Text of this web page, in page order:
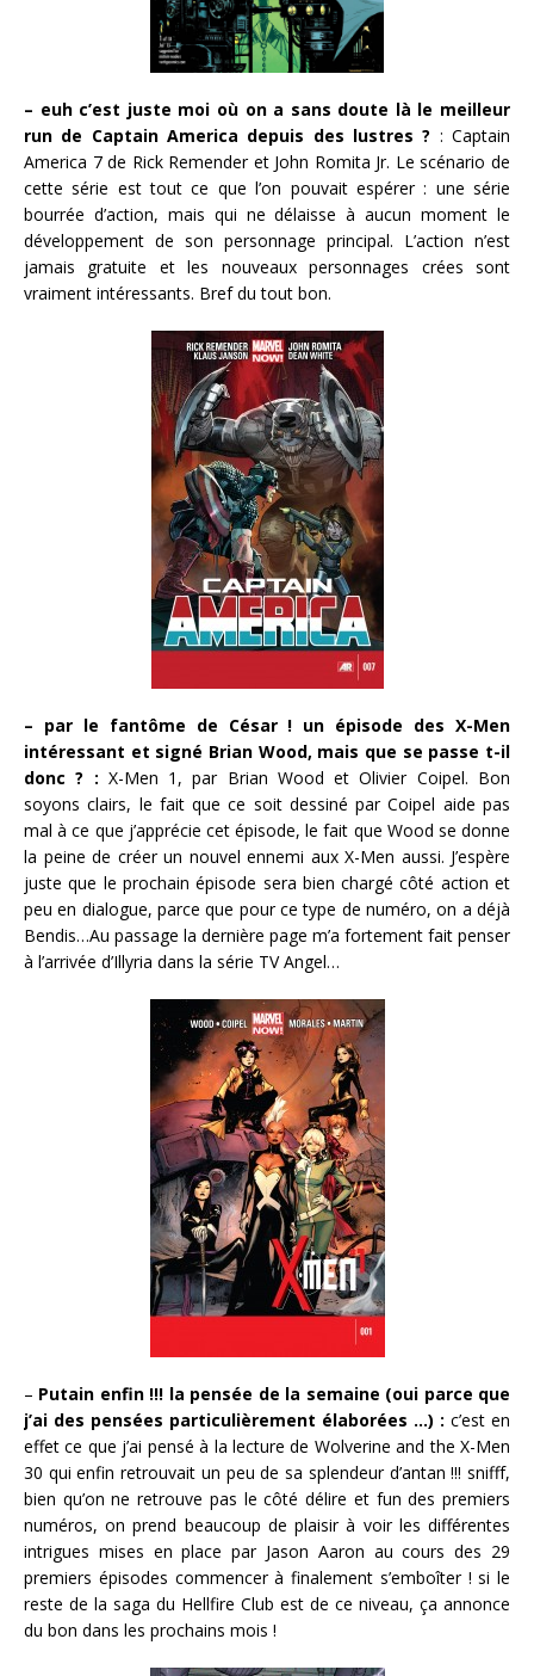
– euh c’est juste moi où on a sans doute là le meilleur
run de Captain America depuis des lustres ? : Captain
America 7 de Rick Remender et John Romita Jr. Le scénario de
cette série est tout ce que l’on pouvait espérer : une série
bourrée d’action, mais qui ne délaisse à aucun moment le
développement de son personnage principal. L’action n’est
jamais gratuite et les nouveaux personnages crées sont
vraiment intéressants. Bref du tout bon.
– par le fantôme de César ! un épisode des X-Men
intéressant et signé Brian Wood, mais que se passe t-il
donc ? : X-Men 1, par Brian Wood et Olivier Coipel. Bon
soyons clairs, le fait que ce soit dessiné par Coipel aide pas
mal à ce que j’apprécie cet épisode, le fait que Wood se donne
la peine de créer un nouvel ennemi aux X-Men aussi. J’espère
juste que le prochain épisode sera bien chargé côté action et
peu en dialogue, parce que pour ce type de numéro, on a déjà
Bendis…Au passage la dernière page m’a fortement fait penser
à l’arrivée d’Illyria dans la série TV Angel…
– Putain enfin !!! la pensée de la semaine (oui parce que
j’ai des pensées particulièrement élaborées …) : c’est en
effet ce que j’ai pensé à la lecture de Wolverine and the X-Men
30 qui enfin retrouvait un peu de sa splendeur d’antan !!! snifff,
bien qu’on ne retrouve pas le côté délire et fun des premiers
numéros, on prend beaucoup de plaisir à voir les différentes
intrigues mises en place par Jason Aaron au cours des 29
premiers épisodes commencer à finalement s’emboîter ! si le
reste de la saga du Hellfire Club est de ce niveau, ça annonce
du bon dans les prochains mois !